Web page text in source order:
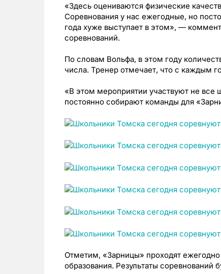
«Здесь оцениваются физические
Соревнования у нас ежегодные, но
года хуже выступает в этом», —
соревнований.
По словам Вольфа, в этом году
числа. Тренер отмечает, что с каждым
«В этом мероприятии участвуют не все
постоянно собирают команды для
Отметим, «Зарницы» проходят
образования. Результаты соревнований